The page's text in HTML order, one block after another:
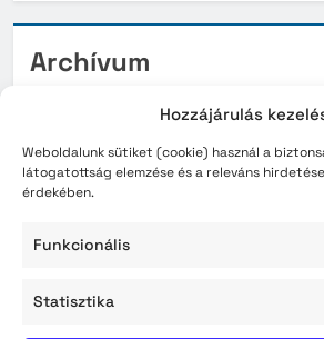
Hozzájárulás
Weboldalunk sütiket (cookie) használ a
látogatottság elemzése és a releváns
érdekében.
Funkcionális
Statisztika
Archívum
2026. augusztus
2026. július
2026. június
2026. május